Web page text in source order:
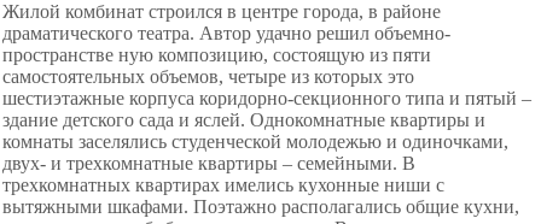
Жилой комбинат строился в центре города, в районе
драматического театра. Автор удачно решил объемно-
пространстве ную композицию, состоящую из пяти
самостоятельных объемов, четыре из которых это
шестиэтажные корпуса коридорно-секционного типа и пятый –
здание детского сада и яслей. Однокомнатные квартиры и
комнаты заселялись студенческой молодежью и одиночками,
двух- и трехкомнатные квартиры – семейными. В
трехкомнатных квартирах имелись кухонные ниши с
вытяжными шкафами. Поэтажно располагались общие кухни,